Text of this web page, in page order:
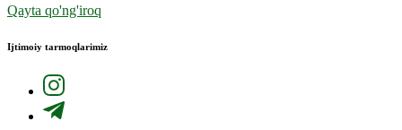
Qayta qo'ng'iroq
Ijtimoiy tarmoqlarimiz